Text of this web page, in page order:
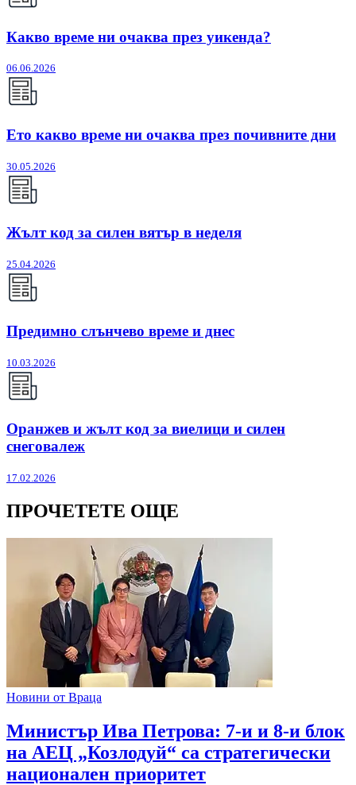
Какво време ни очаква през уикенда?
06.06.2026
Ето какво време ни очаква през почивните дни
30.05.2026
Жълт код за силен вятър в неделя
25.04.2026
Предимно слънчево време и днес
10.03.2026
Оранжев и жълт код за виелици и силен
снеговалеж
17.02.2026
ПРОЧЕТЕТЕ ОЩЕ
Новини от Враца
Министър Ива Петрова: 7-и и 8-и блок
на АЕЦ „Козлодуй“ са стратегически
национален приоритет